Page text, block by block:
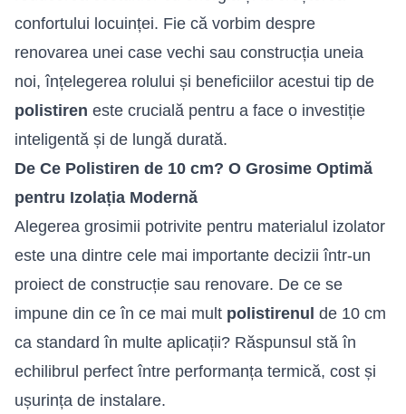
confortului locuinței. Fie că vorbim despre
renovarea unei case vechi sau construcția uneia
noi, înțelegerea rolului și beneficiilor acestui tip de
polistiren este crucială pentru a face o investiție
inteligentă și de lungă durată.
De Ce Polistiren de 10 cm? O Grosime Optimă
pentru Izolația Modernă
Alegerea grosimii potrivite pentru materialul izolator
este una dintre cele mai importante decizii într-un
proiect de construcție sau renovare. De ce se
impune din ce în ce mai mult polistirenul de 10 cm
ca standard în multe aplicații? Răspunsul stă în
echilibrul perfect între performanța termică, cost și
ușurința de instalare.